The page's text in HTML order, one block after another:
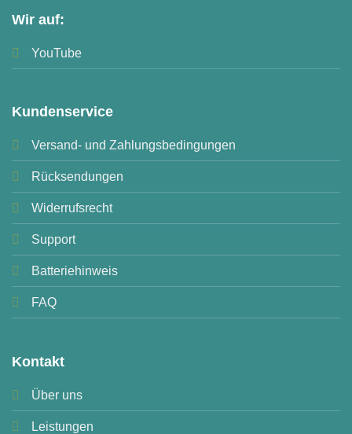
Wir auf:
YouTube
Kundenservice
Versand- und Zahlungsbedingungen
Rücksendungen
Widerrufsrecht
Support
Batteriehinweis
FAQ
Kontakt
Über uns
Leistungen